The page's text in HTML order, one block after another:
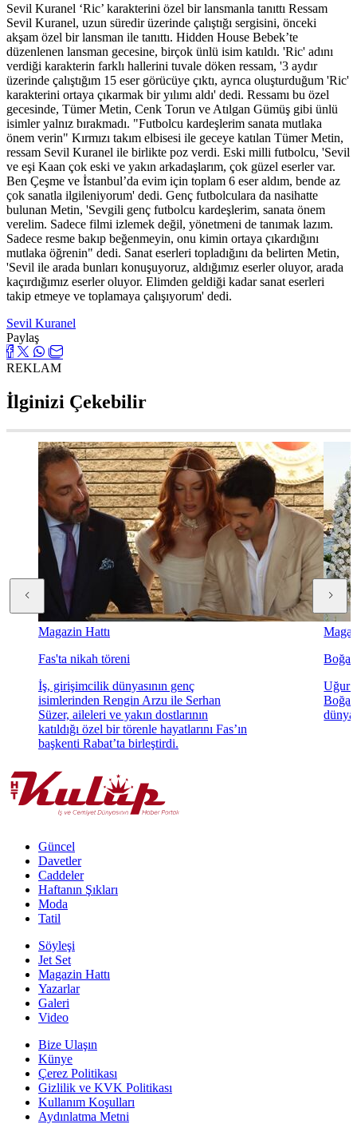
Sevil Kuranel ‘Ric’ karakterini özel bir lansmanla tanıttı Ressam
Sevil Kuranel, uzun süredir üzerinde çalıştığı sergisini, önceki
akşam özel bir lansman ile tanıttı. Hidden House Bebek’te
düzenlenen lansman gecesine, birçok ünlü isim katıldı. 'Ric' adını
verdiği karakterin farklı hallerini tuvale döken ressam, '3 aydır
üzerinde çalıştığım 15 eser görücüye çıktı, ayrıca oluşturduğum 'Ric'
karakterini ortaya çıkarmak bir yılımı aldı' dedi. Ressamı bu özel
gecesinde, Tümer Metin, Cenk Torun ve Atılgan Gümüş gibi ünlü
isimler yalnız bırakmadı. "Futbolcu kardeşlerim sanata mutlaka
önem verin" Kırmızı takım elbisesi ile geceye katılan Tümer Metin,
ressam Sevil Kuranel ile birlikte poz verdi. Eski milli futbolcu, 'Sevil
ve eşi Kaan çok eski ve yakın arkadaşlarım, çok güzel eserler var.
Ben Çeşme ve İstanbul’da evim için toplam 6 eser aldım, bende az
çok sanatla ilgileniyorum' dedi. Genç futbolculara da nasihatte
bulunan Metin, 'Sevgili genç futbolcu kardeşlerim, sanata önem
verelim. Sadece filmi izlemek değil, yönetmeni de tanımak lazım.
Sadece resme bakıp beğenmeyin, onu kimin ortaya çıkardığını
mutlaka öğrenin" dedi. Sanat eserleri topladığını da belirten Metin,
'Sevil ile arada bunları konuşuyoruz, aldığımız eserler oluyor, arada
kaçırdığımız eserler oluyor. Elimden geldiği kadar sanat eserleri
takip etmeye ve toplamaya çalışıyorum' dedi.
Sevil Kuranel
Paylaş
REKLAM
İlginizi Çekebilir
Magazin Hattı
Fas'ta nikah töreni
İş, girişimcilik dünyasının genç
isimlerinden Rengin Arzu ile Serhan
Süzer, aileleri ve yakın dostlarının
katıldığı özel bir törenle hayatlarını Fas’ın
başkenti Rabat’ta birleştirdi.
Uğur
Güncel
Davetler
Caddeler
Haftanın Şıkları
Moda
Tatil
Söyleşi
Jet Set
Magazin Hattı
Yazarlar
Galeri
Video
Bize Ulaşın
Künye
Çerez Politikası
Gizlilik ve KVK Politikası
Kullanım Koşulları
Aydınlatma Metni